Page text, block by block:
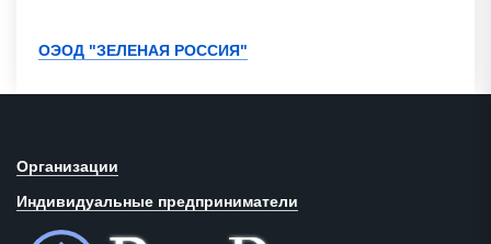
ОЭОД "ЗЕЛЕНАЯ РОССИЯ"
Организации
Индивидуальные предприниматели